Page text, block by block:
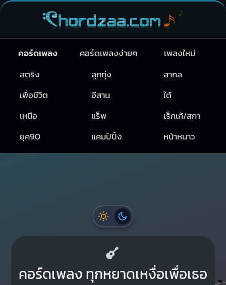
คอร์ดเพลง คอร์ดเพลงง่ายๆ
เพลงใหม่
สตริง
ลูกทุ่ง
สากล
เพื่อชีวิต
อีสาน
ใต้
เหนือ
แร็พ
เร็กเก้/สกา
ยุค90
แคมป์ปิ้ง หน้าหนาว
คอร์ดเพลง ทุกหยาดเหงื่อเพื่อเธอ